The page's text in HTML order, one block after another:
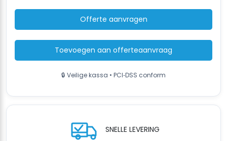
48-
72mm
of
aantal
Offerte aanvragen
Toevoegen aan offerteaanvraag
🔒 Veilige kassa • PCI‑DSS conform
SNELLE LEVERING